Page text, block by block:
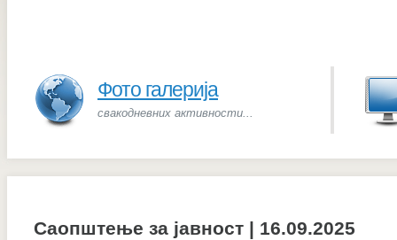
Фото галерија
свакодневних активности...
Саопштење за јавност | 16.09.2025